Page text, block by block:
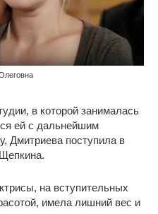
в которой занималась
ей с дальнейшим
Дмитриева поступила в
на вступительных
имела лишний вес и